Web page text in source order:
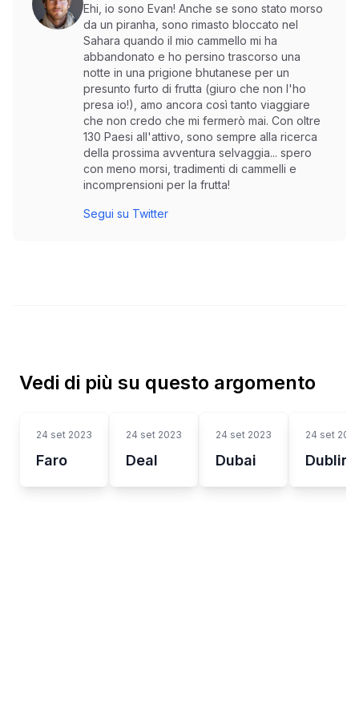
Ehi, io sono Evan! Anche se sono stato morso
da un piranha, sono rimasto bloccato nel
Sahara quando il mio cammello mi ha
abbandonato e ho persino trascorso una
notte in una prigione bhutanese per un
presunto furto di frutta (giuro che non l'ho
presa io!), amo ancora così tanto viaggiare
che non credo che mi fermerò mai. Con oltre
130 Paesi all'attivo, sono sempre alla ricerca
della prossima avventura selvaggia... spero
con meno morsi, tradimenti di cammelli e
incomprensioni per la frutta!
Segui su Twitter
Vedi di più su questo argomento
24 set 2023
Faro
24 set 2023
Deal
24 set 2023
Dubai
24 set
Dublino